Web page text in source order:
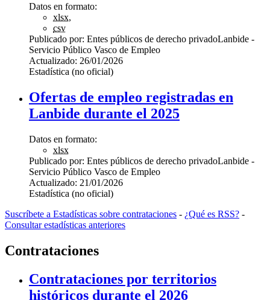
Datos en formato:
xlsx,
csv
Publicado por: Entes públicos de derecho privadoLanbide -
Servicio Público Vasco de Empleo
Actualizado: 26/01/2026
Estadística (no oficial)
Ofertas de empleo registradas en
Lanbide durante el 2025
Datos en formato:
xlsx
Publicado por: Entes públicos de derecho privadoLanbide -
Servicio Público Vasco de Empleo
Actualizado: 21/01/2026
Estadística (no oficial)
Suscríbete a Estadísticas sobre contrataciones - ¿Qué es RSS? -
Consultar estadísticas anteriores
Contrataciones
Contrataciones por territorios
históricos durante el 2026